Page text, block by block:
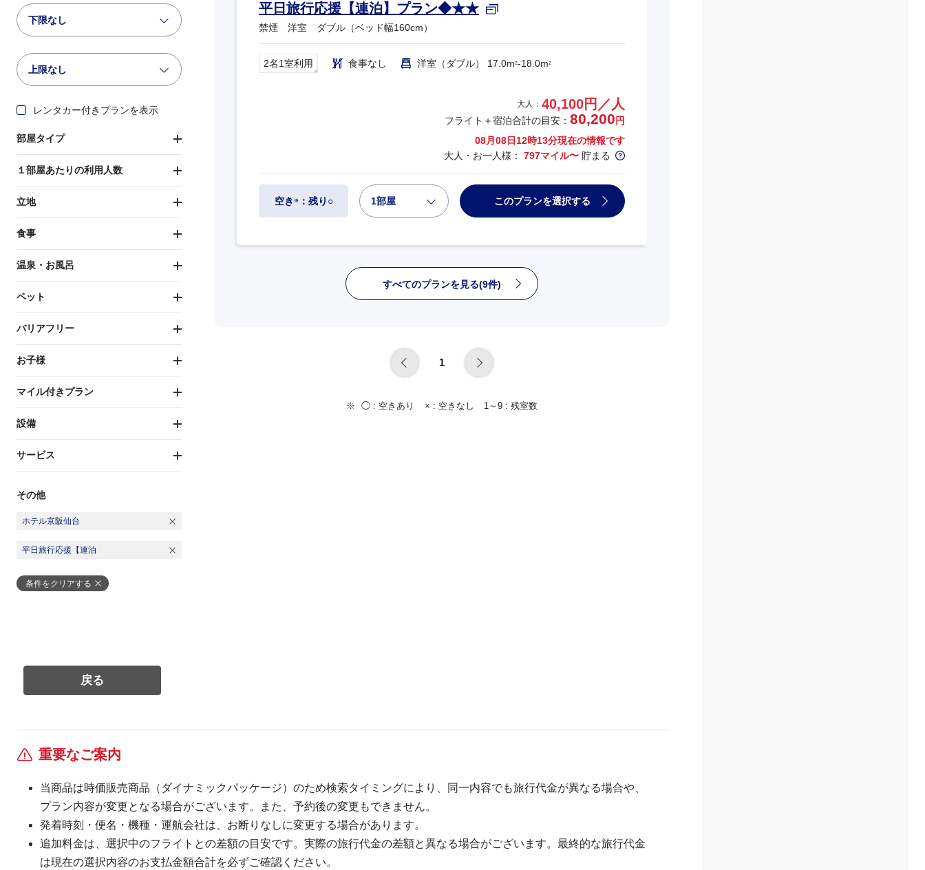
下限なし
上限なし
レンタカー付きプランを表示
部屋タイプ
１部屋あたりの利用人数
立地
食事
温泉・お風呂
ペット
バリアフリー
お子様
マイル付きプラン
設備
サービス
その他
ホテル京阪仙台
平日旅行応援【連泊
条件をクリアする
平日旅行応援【連泊】プラン◆★★
禁煙 洋室 ダブル（ベッド幅160cm）
2名1室利用 食事なし 洋室（ダブル） 17.0m2-18.0m2
大人： 40,100円／人
フライト＋宿泊合計の目安： 80,200 円
08月08日12時13分現在の情報です
大人・お一人様： 797マイル〜 貯まる
空き ※：残り○ 1部屋 このプランを選択する
すべてのプランを見る(9件)
1
◯ : 空きあり × : 空きなし 1～9 : 残室数
重要なご案内
当商品は時価販売商品（ダイナミックパッケージ）のため検索タイミングにより、同一内容でも旅行代金が異なる場合や、
プラン内容が変更となる場合がございます。また、予約後の変更もできません。
発着時刻・便名・機種・運航会社は、お断りなしに変更する場合があります。
追加料金は、選択中のフライトとの差額の目安です。実際の旅行代金の差額と異なる場合がございます。最終的な旅行代金
は現在の選択内容のお支払金額合計を必ずご確認ください。